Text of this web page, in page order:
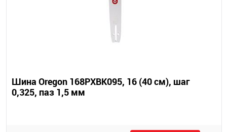
Шина Oregon 168PXBK095, 16 (40 см), шаг
0,325, паз 1,5 мм